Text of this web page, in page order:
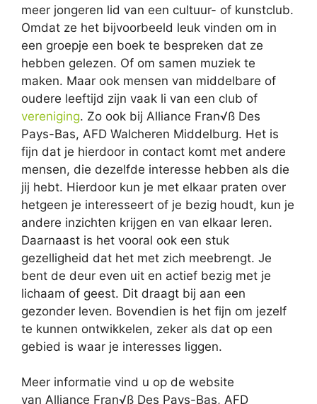
meer jongeren lid van een cultuur- of kunstclub.
Omdat ze het bijvoorbeeld leuk vinden om in
een groepje een boek te bespreken dat ze
hebben gelezen. Of om samen muziek te
maken. Maar ook mensen van middelbare of
oudere leeftijd zijn vaak li van een club of
vereniging. Zo ook bij Alliance Fran√ß Des
Pays-Bas, AFD Walcheren Middelburg. Het is
fijn dat je hierdoor in contact komt met andere
mensen, die dezelfde interesse hebben als die
jij hebt. Hierdoor kun je met elkaar praten over
hetgeen je interesseert of je bezig houdt, kun je
andere inzichten krijgen en van elkaar leren.
Daarnaast is het vooral ook een stuk
gezelligheid dat het met zich meebrengt. Je
bent de deur even uit en actief bezig met je
lichaam of geest. Dit draagt bij aan een
gezonder leven. Bovendien is het fijn om jezelf
te kunnen ontwikkelen, zeker als dat op een
gebied is waar je interesses liggen.
Meer informatie vind u op de website
van Alliance Fran√ß Des Pays-Bas, AFD